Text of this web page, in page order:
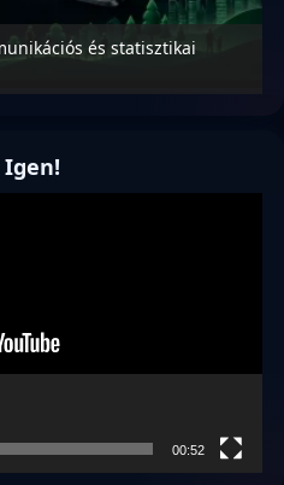
és statisztikai
00:52